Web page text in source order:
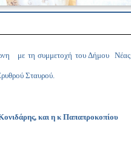
με τη συμμετοχή του Δήμου Νέας
Σταυρού.
και η κ Παπαπροκοπίου